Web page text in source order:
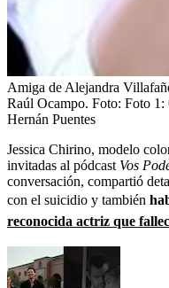
Amiga de Alejandra
Raúl Ocampo. Foto: Foto 1:
Hernán Puentes
Jessica Chirino, modelo
invitadas al pódcast Vos
conversación, compartió
con el suicidio y también
reconocida actriz que